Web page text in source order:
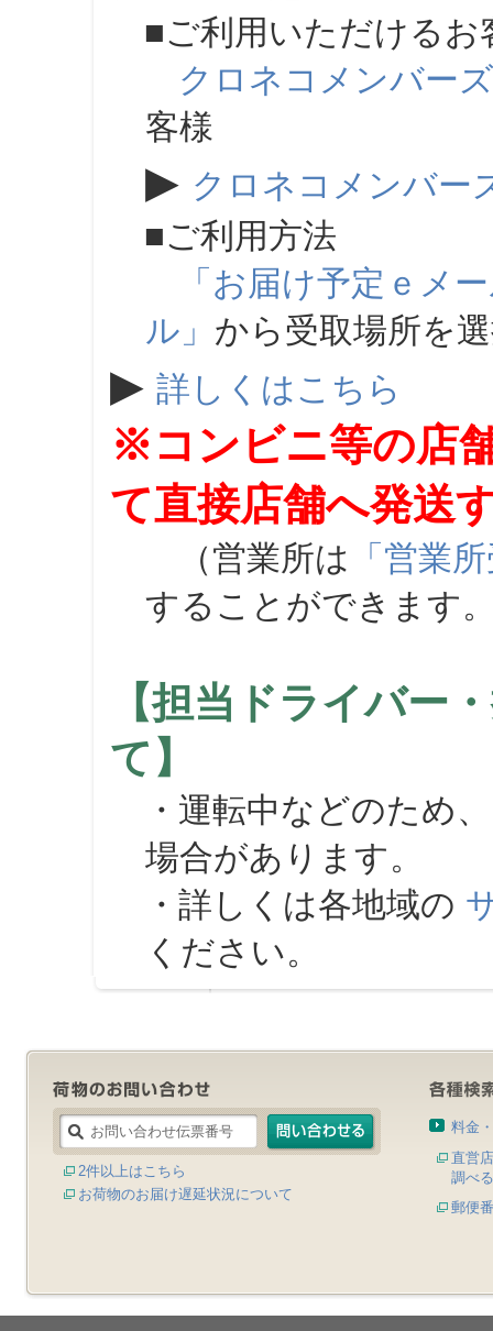
■ご利用いただけるお
クロネコメンバーズ
客様
▶ クロネコメンバー
■ご利用方法
「お届け予定ｅメ
ル」 から受取場所を
▶ 詳しくはこちら
※コンビニ等の店
て直接店舗へ発送
（営業所は 「営業
することができます
【担当ドライバー
て】
・運転中などのため
場合があります。
・詳しくは各地域の
ください。
2件以上はこちら
お荷物のお届け遅延状況について
料金
直営
調べる
郵便